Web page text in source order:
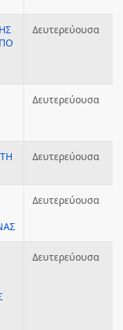
Δευτερεύουσα
Δευτερεύουσα
Δευτερεύουσα
Δευτερεύουσα
Δευτερεύουσα